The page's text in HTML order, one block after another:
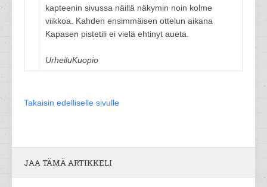
kapteenin sivussa näillä näkymin noin kolme
viikkoa. Kahden ensimmäisen ottelun aikana
Kapasen pistetili ei vielä ehtinyt aueta.
UrheiluKuopio
Takaisin edelliselle sivulle
JAA TÄMÄ ARTIKKELI